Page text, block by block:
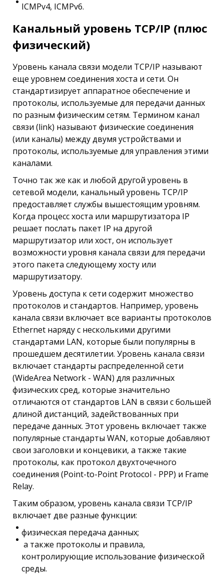
ICMPv4, ICMPv6.
Канальный уровень TCP/IP (плюс
физический)
Уровень канала связи модели ТСР/IР называют
еще уровнем соединения хоста и сети. Он
стандартизирует аппаратное обеспечение и
протоколы, используемые для передачи данных
по разным физическим сетям. Термином канал
связи (link) называют физические соединения
(или каналы) между двумя устройствами и
протоколы, используемые для управления этими
каналами.
Точно так же как и любой другой уровень в
сетевой модели, канальный уровень TCP/IP
предоставляет службы вышестоящим уровням.
Когда процесс хоста или маршрутизатора IP
решает послать пакет IP на другой
маршрутизатор или хост, он использует
возможности уровня канала связи для передачи
этого пакета следующему хосту или
маршрутизатору.
Уровень доступа к сети содержит множество
протоколов и стандартов. Например, уровень
канала связи включает все варианты протоколов
Ethernet наряду с несколькими другими
стандартами LAN, которые были популярны в
прошедшем десятилетии. Уровень канала связи
включает стандарты распределенной сети
(WideArea Network - WAN) для различных
физических сред, которые значительно
отличаются от стандартов LAN в связи с большей
длиной дистанций, задействованных при
передаче данных. Этот уровень включает также
популярные стандарты WAN, которые добавляют
свои заголовки и концевики, а также такие
протоколы, как протокол двухточечного
соединения (Point-to-Point Protocol - РРР) и Frame
Relay.
Таким образом, уровень канала связи TCP/IP
включает две разные функции:
физическая передача данных;
а также протоколы и правила,
контролирующие использование физической
среды.